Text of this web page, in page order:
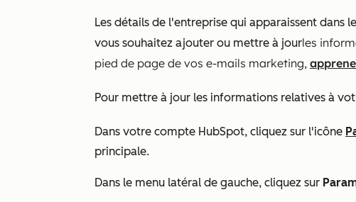
Les détails de l'entreprise qui apparaissent dans
vous souhaitez ajouter ou mettre à jourles
pied de page de vos e-mails marketing,
Pour mettre à jour les informations relatives à
Dans votre compte HubSpot, cliquez sur l'icône
principale.
Dans le menu latéral de gauche, cliquez sur